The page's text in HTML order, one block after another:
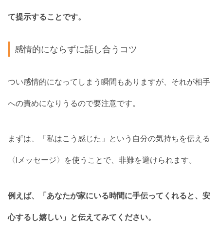
て提示することです。
感情的にならずに話し合うコツ
つい感情的になってしまう瞬間もありますが、それが相手
への責めになりうるので要注意です。
まずは、「私はこう感じた」という自分の気持ちを伝える
〈Iメッセージ〉を使うことで、非難を避けられます。
例えば、「あなたが家にいる時間に手伝ってくれると、安
心するし嬉しい」と伝えてみてください。